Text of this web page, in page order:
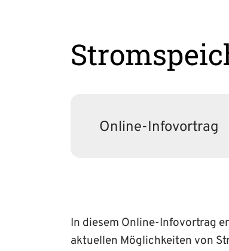
Online-Infovortrag
In diesem Online-Infovortrag
aktuellen Möglichkeiten von